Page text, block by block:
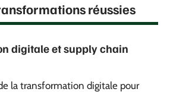
réussies
digitale et supply chain
la transformation digitale pour